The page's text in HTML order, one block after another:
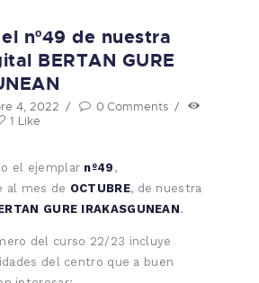
nº49 de nuestra
BERTAN GURE
4, 2022 0 Comments
1 Like
el ejemplar nº49 ,
al mes de OCTUBRE, de nuestra
GURE IRAKASGUNEAN.
del curso 22/23 incluye
del centro que a buen